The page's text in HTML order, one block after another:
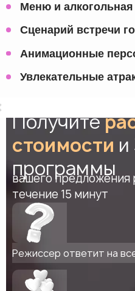
Меню и алкогольная
Сценарий встречи
Анимационные
Увлекательные
Получите
стоимости и
программы
вашего предложения
течение 15 минут
Режиссер ответит на